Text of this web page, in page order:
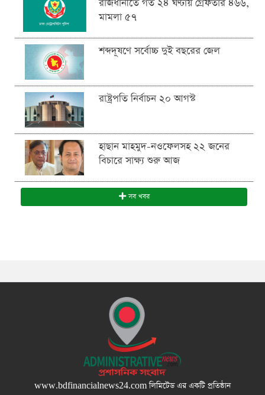
রাজধানীতে গত ২৪ ঘণ্টায় গ্রেফতার ৪৬৬,
মামলা ৫৭
শব্দদূষণে সর্বোচ্চ দুই বছরের জেল
রাষ্ট্রপতি নির্বাচন ২০ আগস্ট
হাছান মাহমুদ-নওফেলসহ ২২ জনের
বিচারে সাক্ষ্য শুরু আজ
সব খবর
www.bdfinancialnews24.comলিমিটেড এর একটি প্রতিষ্ঠান